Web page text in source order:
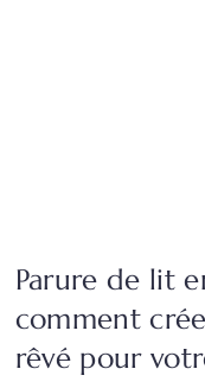
Parure de lit
comment
rêvé pour